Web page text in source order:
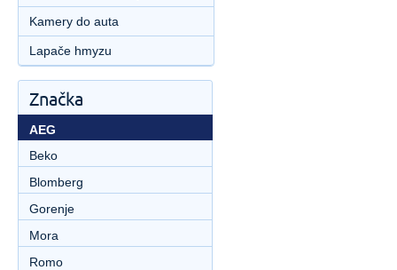
Kamery do auta
Lapače hmyzu
Značka
AEG
Beko
Blomberg
Gorenje
Mora
Romo